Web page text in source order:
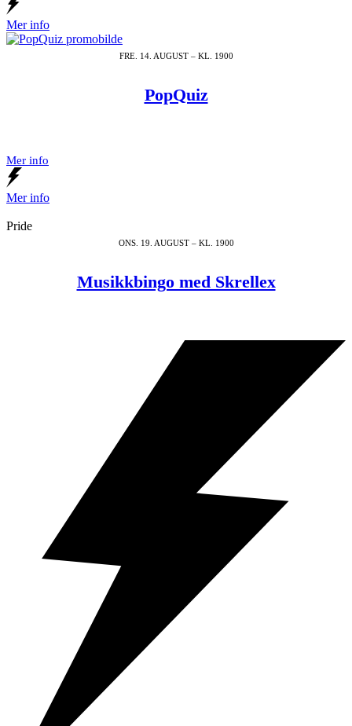
Mer info
FRE. 14. AUGUST – KL. 1900
PopQuiz
Mer info
Mer info
Pride
ONS. 19. AUGUST – KL. 1900
Musikkbingo med Skrellex